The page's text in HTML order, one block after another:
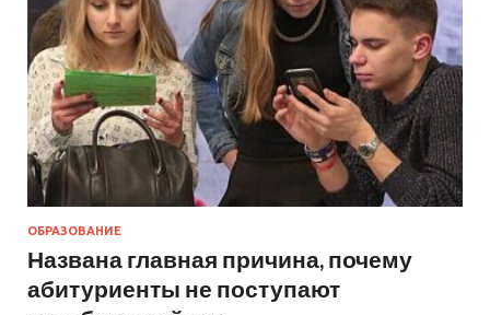
ОБРАЗОВАНИЕ
Названа главная причина, почему
абитуриенты не поступают